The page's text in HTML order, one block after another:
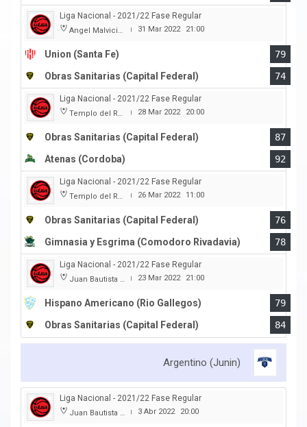
Liga Nacional - 2021/22 Fase Regular
Angel Malvicino | 31 Mar 2022 21:00
Union (Santa Fe)
79
Obras Sanitarias (Capital Federal)
74
Liga Nacional - 2021/22 Fase Regular
Templo del Rock | 28 Mar 2022 20:00
Obras Sanitarias (Capital Federal)
87
Atenas (Cordoba)
92
Liga Nacional - 2021/22 Fase Regular
Templo del Rock | 26 Mar 2022 11:00
Obras Sanitarias (Capital Federal)
76
Gimnasia y Esgrima (Comodoro Rivadavia)
78
Liga Nacional - 2021/22 Fase Regular
Juan Bautista Rocha | 23 Mar 2022 21:00
Hispano Americano (Rio Gallegos)
79
Obras Sanitarias (Capital Federal)
84
Argentino (Junin)
Liga Nacional - 2021/22 Fase Regular
Juan Bautista Rocha | 3 Abr 2022 20:00